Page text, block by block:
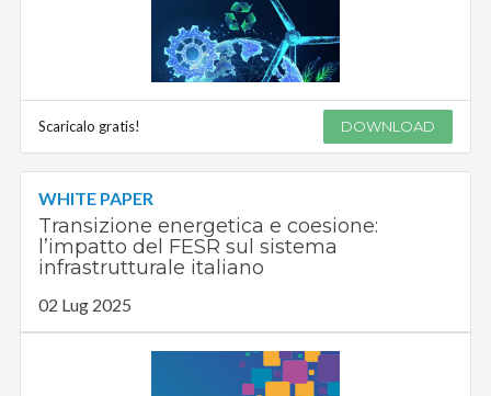
Scaricalo gratis! DOWNLOAD
WHITE PAPER
Transizione energetica e coesione:
l’impatto del FESR sul sistema
infrastrutturale italiano
02 Lug 2025